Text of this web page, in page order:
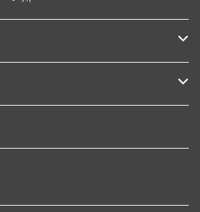
ジェ・エシェゾー)
エシェゾー)
エ・スール(ヴォーヌ・ロマネ)
(ペルナン・ヴェルジュレス)
)
ルソー)
メ)